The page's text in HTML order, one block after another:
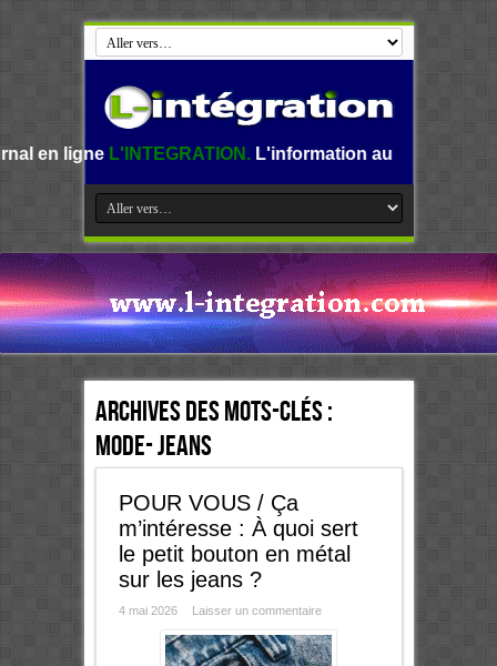
L'INTEGRATION.L'information au Benin, en Afrique et
Archives des mots-clés :
Mode- Jeans
POUR VOUS / Ça
m’intéresse : À quoi sert
le petit bouton en métal
sur les jeans ?
4 mai 2026 Laisser un commentaire